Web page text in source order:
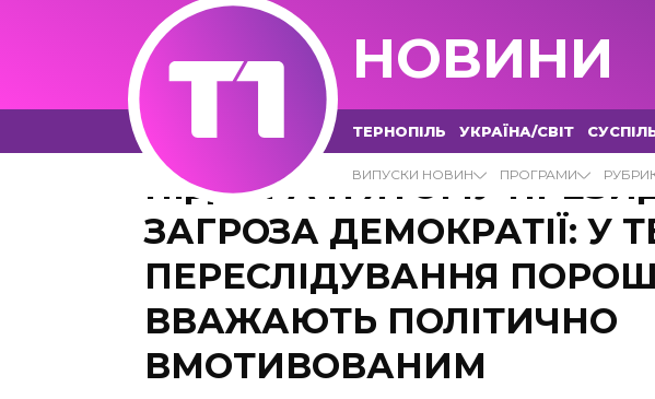
НОВИНИ
ТЕРНОПІЛЬ УКРАЇНА/СВІТ
ВИПУСКИ НОВИН ПРОГРАМИ
ПІДОЗРА П’ЯТОМУ
ЗАГРОЗА ДЕМОКРАТІЇ: У
ПЕРЕСЛІДУВАННЯ
ВВАЖАЮТЬ ПОЛІТИЧНО
ВМОТИВОВАНИМ